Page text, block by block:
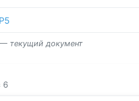
текущий документ
6